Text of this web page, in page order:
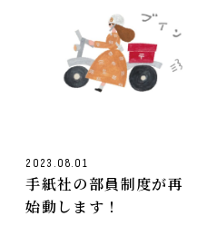
2023.08.01
手紙社の部員制度が再
始動します！